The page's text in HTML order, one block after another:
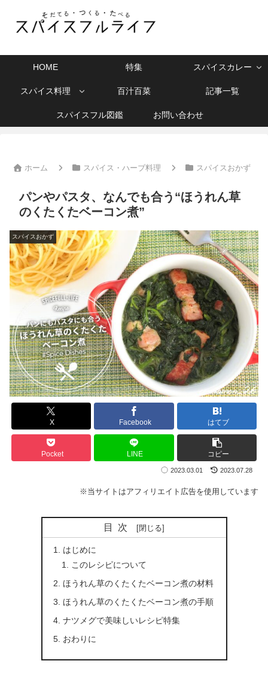
HOME 特集 スパイスカレー
スパイス料理 百汁百菜 記事一覧
スパイスフル図鑑 お問い合わせ
ホーム スパイス・ハーブ料理 スパイスおかず
パンやパスタ、なんでも合う“ほうれん草
のくたくたベーコン煮”
スパイスおかず
X Facebook はてブ
Pocket LINE コピー
2023.03.01 2023.07.28
※当サイトはアフィリエイト広告を使用しています
目次
はじめに
このレシピについて
ほうれん草のくたくたベーコン煮の材料
ほうれん草のくたくたベーコン煮の手順
ナツメグで美味しいレシピ特集
おわりに